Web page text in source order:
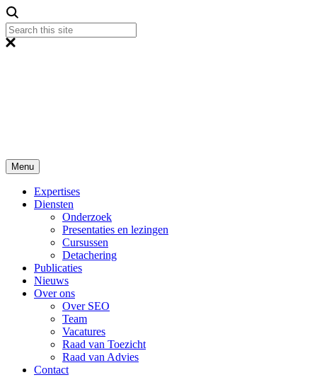
Menu
Expertises
Diensten
Onderzoek
Presentaties en lezingen
Cursussen
Detachering
Publicaties
Nieuws
Over ons
Over SEO
Team
Vacatures
Raad van Toezicht
Raad van Advies
Contact